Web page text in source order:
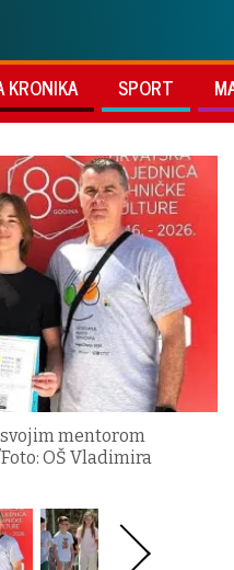
KRONIKA SPORT
mentorom
OŠ Vladimira